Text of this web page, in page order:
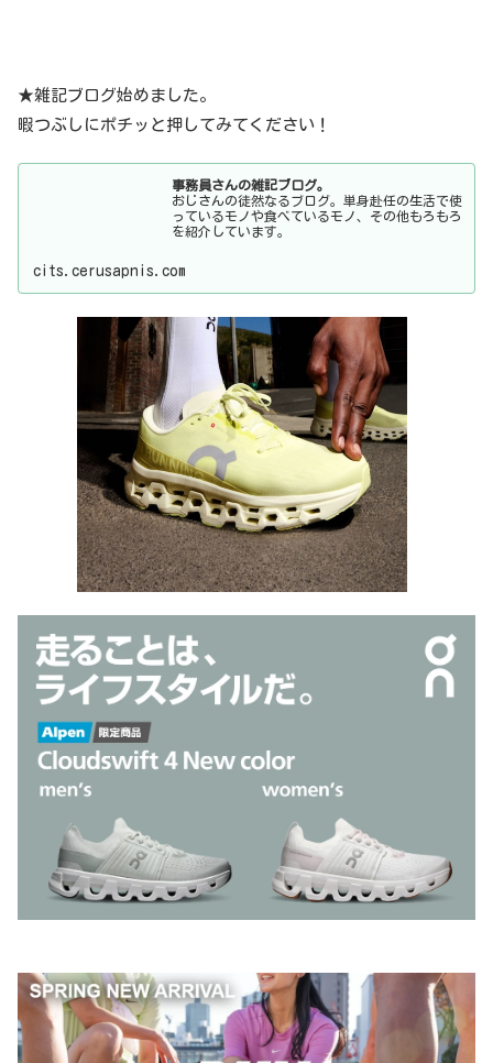
★雑記ブログ始めました。
暇つぶしにポチッと押してみてください！
事務員さんの雑記ブログ。
おじさんの徒然なるブログ。単身赴任の生活で使
っているモノや食べているモノ、その他もろもろ
を紹介しています。
cits.cerusapnis.com